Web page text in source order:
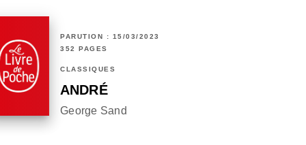
PARUTION : 15/03/2023
352 PAGES
CLASSIQUES
ANDRÉ
George Sand